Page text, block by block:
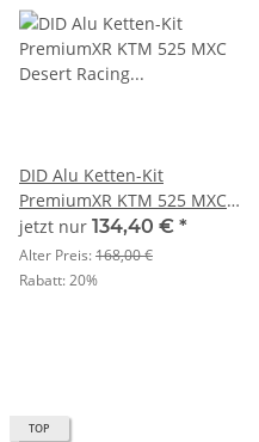
DID Alu Ketten-Kit
PremiumXR KTM 525 MXC
Desert Racing Bj. 03-04
jetzt nur 134,40 € *
Alter Preis:168,00 €
Rabatt:20%
TOP